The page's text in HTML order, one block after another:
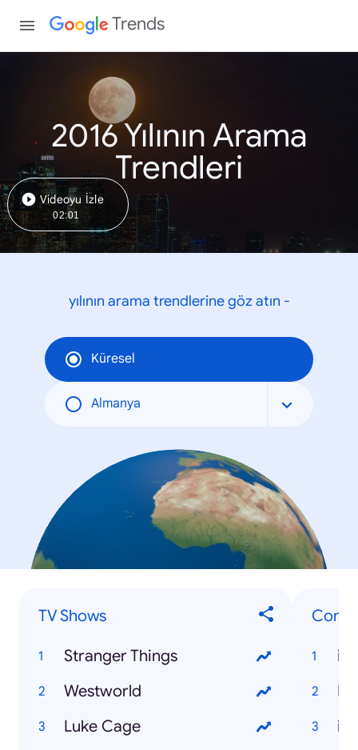
Trends
2016 Yılının Arama
Trendleri
Videoyu İzle
02:01
yılının arama trendlerine göz atın -
Küresel
Almanya
TV Shows
Stranger Things
Westworld
Luke Cage